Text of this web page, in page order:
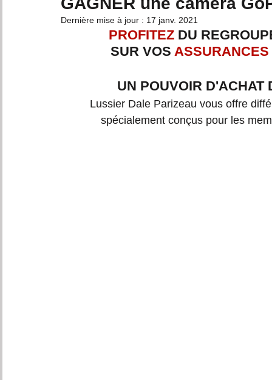
CONSEILS D'EXPERTS
Dernière mise à jour : 17 janv. 2021
PROFITEZ DU
SUR VOS ASSURANCES
UN POUVOIR D'ACHAT
Lussier Dale Parizeau vous offre
spécialement conçus pour les